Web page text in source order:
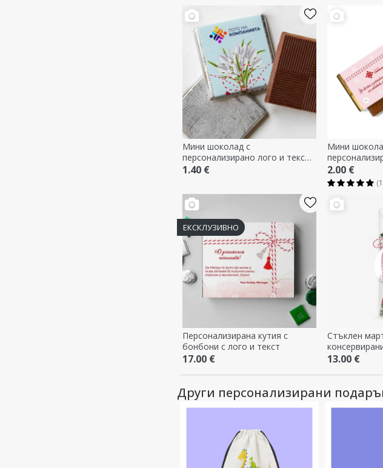
Мини шоколад с
персонализирано лого и текст -
Snowdrops
1.40 €
Мини
послание - 1
2.00 €
ЕКСКЛУЗИВНО
Персонализирана кутия с
бонбони с лого и текст
17.00 €
Стъклен
13.00 €
Други персонализирани